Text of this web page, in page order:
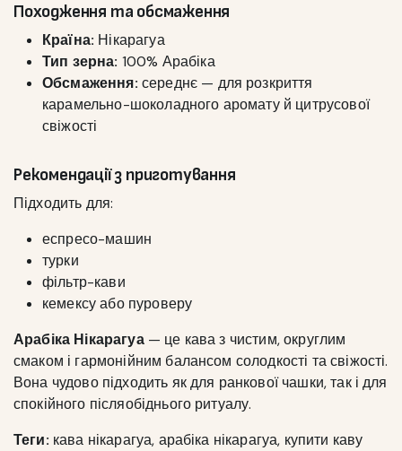
Походження та обсмаження
Країна: Нікарагуа
Тип зерна: 100% Арабіка
Обсмаження: середнє — для розкриття
карамельно-шоколадного аромату й цитрусової
свіжості
Рекомендації з приготування
Підходить для:
еспресо-машин
турки
фільтр-кави
кемексу або пуроверу
Арабіка Нікарагуа— це кава з чистим, округлим
смаком і гармонійним балансом солодкості та свіжості.
Вона чудово підходить як для ранкової чашки, так і для
спокійного післяобіднього ритуалу.
Теги: кава нікарагуа, арабіка нікарагуа, купити каву